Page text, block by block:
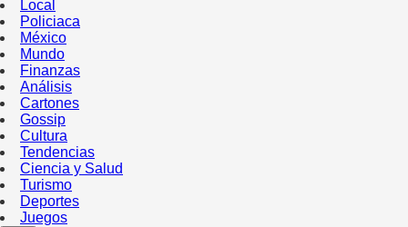
Local
Policiaca
México
Mundo
Finanzas
Análisis
Cartones
Gossip
Cultura
Tendencias
Ciencia y Salud
Turismo
Deportes
Juegos